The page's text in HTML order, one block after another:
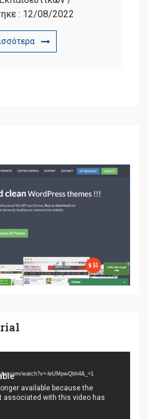
: 12/08/2022
watch?v=-leUMpwQbh4&_=1